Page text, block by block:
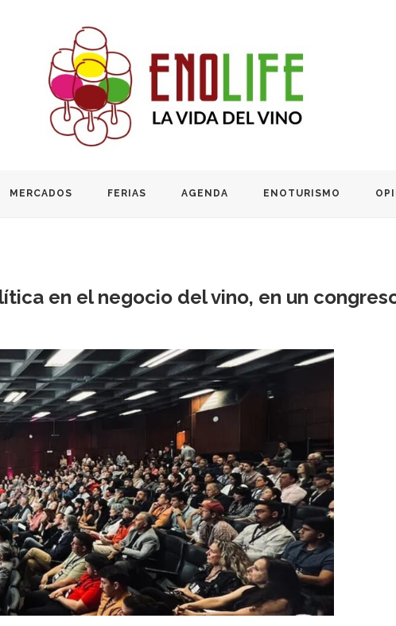
MERCADOS FERIAS AGENDA ENOTURISMO
en el negocio del vino, en un